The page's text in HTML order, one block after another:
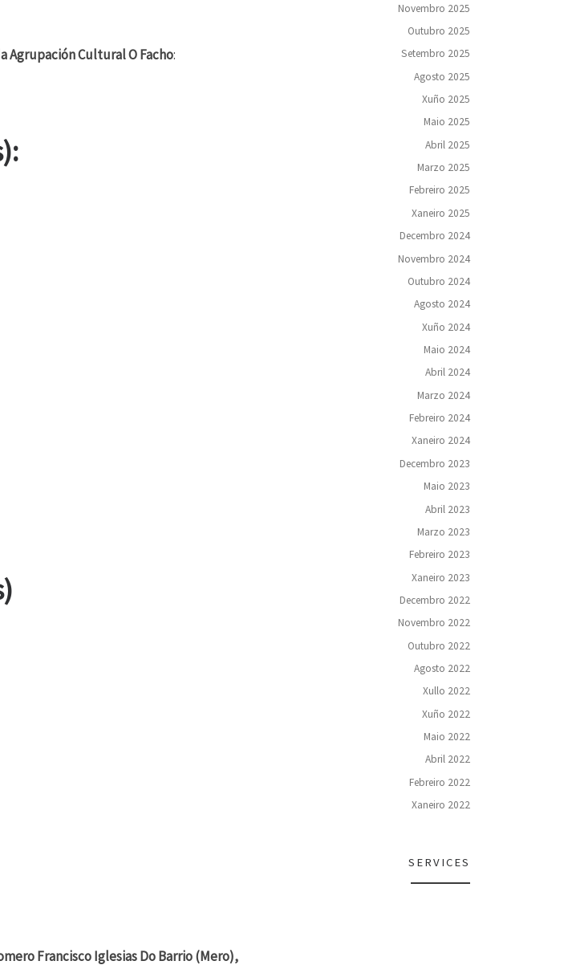
Agrupación Cultural O Facho:
B
Francisco Iglesias Do Barrio (Mero),
Novembro 2025
Outubro 2025
Setembro 2025
Agosto 2025
Xuño 2025
Maio 2025
Abril 2025
Marzo 2025
Febreiro 2025
Xaneiro 2025
Decembro 2024
Novembro 2024
Outubro 2024
Agosto 2024
Xuño 2024
Maio 2024
Abril 2024
Marzo 2024
Febreiro 2024
Xaneiro 2024
Decembro 2023
Maio 2023
Abril 2023
Marzo 2023
Febreiro 2023
Xaneiro 2023
Decembro 2022
Novembro 2022
Outubro 2022
Agosto 2022
Xullo 2022
Xuño 2022
Maio 2022
Abril 2022
Febreiro 2022
Xaneiro 2022
SERVICES